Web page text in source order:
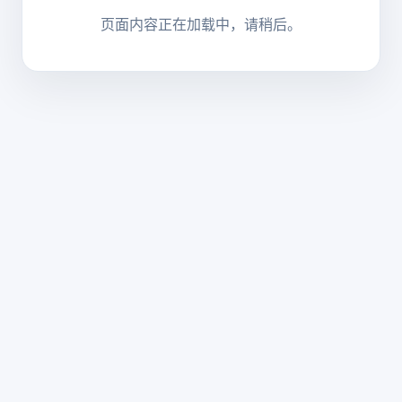
页面内容正在加载中，请稍后。